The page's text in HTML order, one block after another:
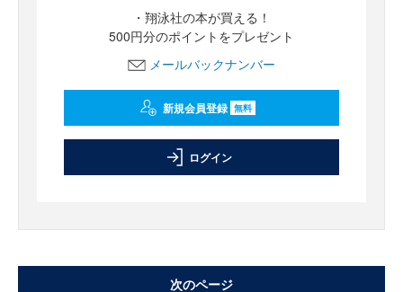
・翔泳社の本が買える！
500円分のポイントをプレゼント
メールバックナンバー
新規会員登録 無料
ログイン
次のページ